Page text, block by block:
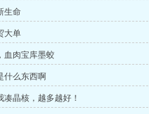
生命
大单
血肉宝库墨蛟
什么东西啊
晶核，越多越好！